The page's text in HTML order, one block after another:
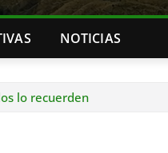
NOTICIAS
lo recuerden